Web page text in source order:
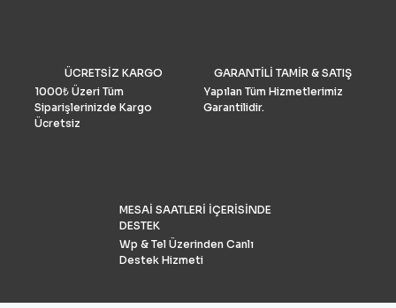
grubu Drone Industry
tarafından FAA drone
numaralarının analizine
ÜCRETSİZ KARGO
1000₺ Üzeri Tüm
Siparişlerinizde Kargo
Ücretsiz
GARANTİLİ TAMİR & SATIŞ
Yapılan Tüm Hizmetlerimiz
Garantilidir.
MESAİ SAATLERİ İÇERİSİNDE
DESTEK
Wp & Tel Üzerinden Canlı
Destek Hizmeti